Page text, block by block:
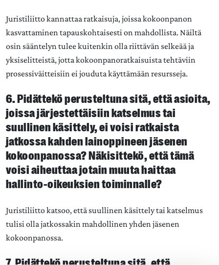
Juristiliitto kannattaa ratkaisuja, joissa kokoonpanon
kasvattaminen tapauskohtaisesti on mahdollista. Näiltä
osin sääntelyn tulee kuitenkin olla riittävän selkeää ja
yksiselitteistä, jotta kokoonpanoratkaisuista tehtäviin
prosessiväitteisiin ei jouduta käyttämään resursseja.
6. Pidättekö perusteltuna sitä, että asioita,
joissa järjestettäisiin katselmus tai
suullinen käsittely, ei voisi ratkaista
jatkossa kahden lainoppineen jäsenen
kokoonpanossa? Näkisittekö, että tämä
voisi aiheuttaa jotain muuta haittaa
hallinto-oikeuksien toiminnalle?
Juristiliitto katsoo, että suullinen käsittely tai katselmus
tulisi olla jatkossakin mahdollinen yhden jäsenen
kokoonpanossa.